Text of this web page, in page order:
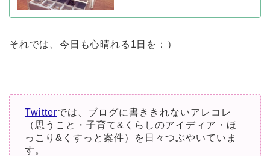
それでは、今日も心晴れる1日を：）
Twitterでは、ブログに書ききれないアレコレ
（思うこと・子育て&くらしのアイディア・ほ
っこり&くすっと案件）を日々つぶやいていま
す。